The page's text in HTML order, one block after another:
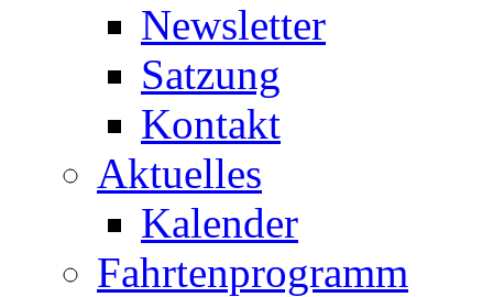
Newsletter
Satzung
Kontakt
Aktuelles
Kalender
Fahrtenprogramm